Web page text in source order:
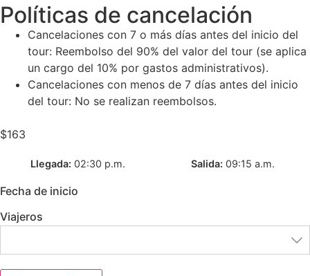
Políticas de cancelación
Cancelaciones con 7 o más días antes del inicio del
tour: Reembolso del 90% del valor del tour (se aplica
un cargo del 10% por gastos administrativos).
Cancelaciones con menos de 7 días antes del inicio
del tour: No se realizan reembolsos.
$163
Llegada 02:30 p.m. Salida 09:15 a.m.
Fecha de inicio
Viajeros